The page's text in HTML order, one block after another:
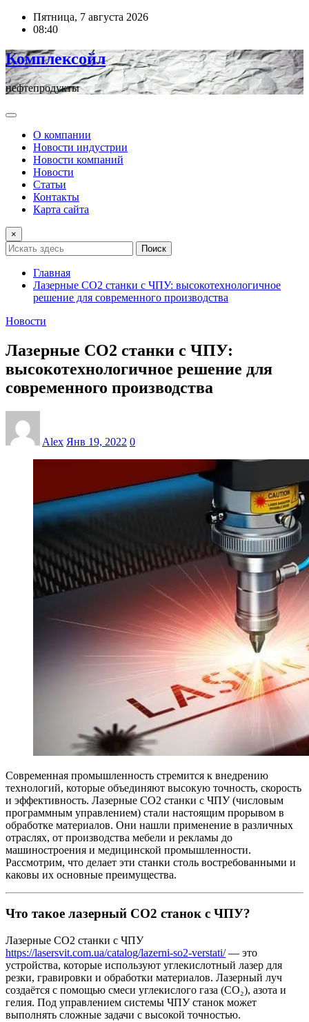
ПерейтиПятница, 7 августа 2026
08:40
Комплексойл
нефтепродукты
О компании
Новости индустрии
Новости компаний
Новости
Статьи
Контакты
Карта сайта
×
Поиск
Главная
Лазерные СО2 станки с ЧПУ: высокотехнологичное
решение для современного производства
Новости
Лазерные СО2 станки с ЧПУ:
высокотехнологичное решение для
современного производства
Alex Янв 19, 2022 0
Современная промышленность стремится к внедрению
технологий, которые объединяют высокую точность, скорость
и эффективность. Лазерные СО2 станки с ЧПУ (числовым
программным управлением) стали настоящим прорывом в
обработке материалов. Они нашли применение в различных
отраслях, от производства мебели и рекламы до
машиностроения и медицинской промышленности.
Рассмотрим, что делает эти станки столь востребованными и
каковы их основные преимущества.
Что такое лазерный СО2 станок с ЧПУ?
Лазерные СО2 станки с ЧПУ
https://lasersvit.com.ua/catalog/lazerni-so2-verstati/— это
устройства, которые используют углекислотный лазер для
резки, гравировки и обработки материалов. Лазерный луч
создаётся с помощью смеси углекислого газа (CO₂), азота и
гелия. Под управлением системы ЧПУ станок может
выполнять сложные задачи с высокой точностью.